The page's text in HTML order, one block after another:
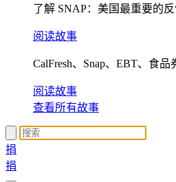
了解 SNAP：美国最重要的反
阅读故事
CalFresh、Snap、EBT、食
阅读故事
查看所有故事
捐
捐